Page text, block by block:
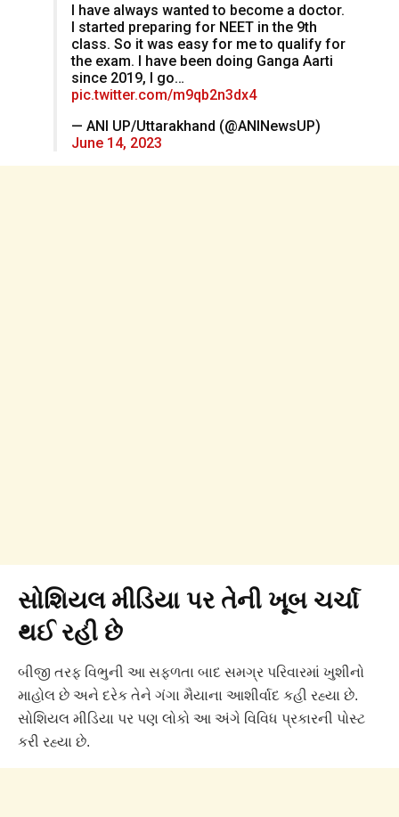
I have always wanted to become a doctor.
I started preparing for NEET in the 9th
class. So it was easy for me to qualify for
the exam. I have been doing Ganga Aarti
since 2019, I go…
pic.twitter.com/m9qb2n3dx4
— ANI UP/Uttarakhand (@ANINewsUP)
June 14, 2023
સોશિયલ મીડિયા પર તેની ખૂબ ચર્ચા
થઈ રહી છે
બીજી તરફ વિભુની આ સફળતા બાદ સમગ્ર પરિવારમાં ખુશીનો
માહોલ છે અને દરેક તેને ગંગા મૈયાના આશીર્વાદ કહી રહ્યા છે.
સોશિયલ મીડિયા પર પણ લોકો આ અંગે વિવિધ પ્રકારની પોસ્ટ
કરી રહ્યા છે.